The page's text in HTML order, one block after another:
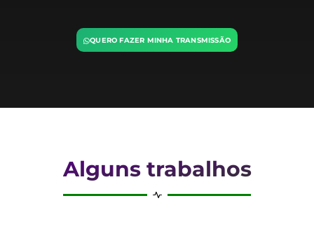
QUERO FAZER MINHA TRANSMISSÃO
Alguns trabalhos